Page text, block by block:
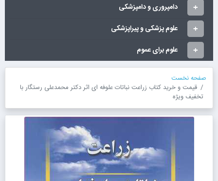
دامپروری و دامپزشکی
علوم پزشکی و پیراپزشکی
علوم برای عموم
صفحه نخست
قیمت و خرید کتاب زراعت نباتات علوفه ای اثر دکتر محمدعلی رستگار با
تخفیف ویژه